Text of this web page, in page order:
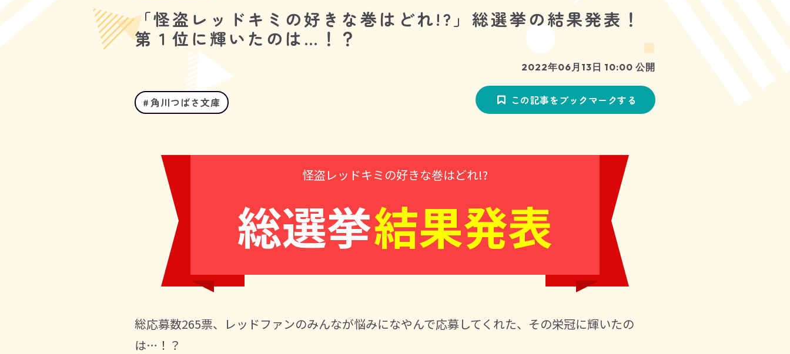
「怪盗レッドキミの好きな巻はどれ!?」総選挙の結果発表！
第１位に輝いたのは…！？
2022年06月13日 10:00 公開
角川つばさ文庫 この記事をブックマークする
怪盗レッドキミの好きな巻はどれ!?
総選挙結果発表
総応募数265票、レッドファンのみんなが悩みになやんで応募してくれた、その栄冠に輝いたの
は…！？